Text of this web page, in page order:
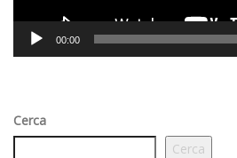
00:00
Cerca
Cerca